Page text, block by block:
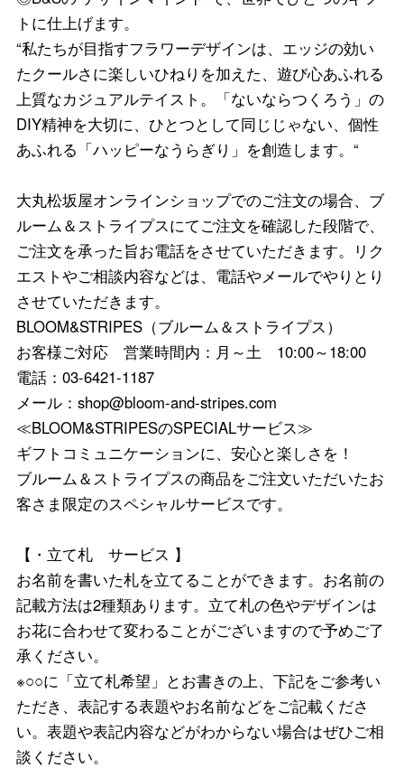
トに仕上げます。
“私たちが目指すフラワーデザインは、エッジの効い
たクールさに楽しいひねりを加えた、遊び心あふれる
上質なカジュアルテイスト。「ないならつくろう」の
DIY精神を大切に、ひとつとして同じじゃない、個性
あふれる「ハッピーなうらぎり」を創造します。“
大丸松坂屋オンラインショップでのご注文の場合、ブ
ルーム＆ストライプスにてご注文を確認した段階で、
ご注文を承った旨お電話をさせていただきます。リク
エストやご相談内容などは、電話やメールでやりとり
させていただきます。
BLOOM&STRIPES（ブルーム＆ストライプス）
お客様ご対応 営業時間内：月～土 10:00～18:00
電話：03-6421-1187
メール：shop@bloom-and-stripes.com
≪BLOOM&STRIPESのSPECIALサービス≫
ギフトコミュニケーションに、安心と楽しさを！
ブルーム＆ストライプスの商品をご注文いただいたお
客さま限定のスペシャルサービスです。
【・立て札 サービス 】
お名前を書いた札を立てることができます。お名前の
記載方法は2種類あります。立て札の色やデザインは
お花に合わせて変わることがございますので予めご了
承ください。
※○○に「立て札希望」とお書きの上、下記をご参考い
ただき、表記する表題やお名前などをご記載くださ
い。表題や表記内容などがわからない場合はぜひご相
談ください。